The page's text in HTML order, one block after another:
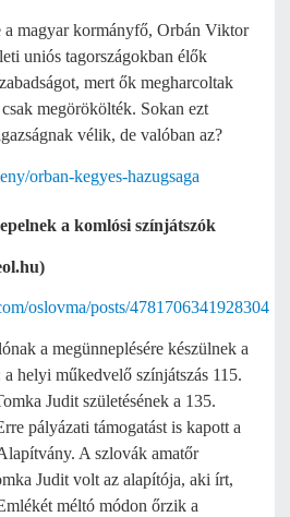
a magyar kormányfő, Orbán Viktor
uniós tagországokban élők
mert ők megharcoltak
megörökölték. Sokan ezt
vélik, de valóban az?
orban-kegyes-hazugsaga
a komlósi színjátszók
oslovma/posts/4781706341928304
a megünneplésére készülnek a
helyi műkedvelő színjátszás 115.
Judit születésének a 135.
pályázati támogatást is kapott a
A szlovák amatőr
Judit volt az alapítója, aki írt,
méltó módon őrzik a